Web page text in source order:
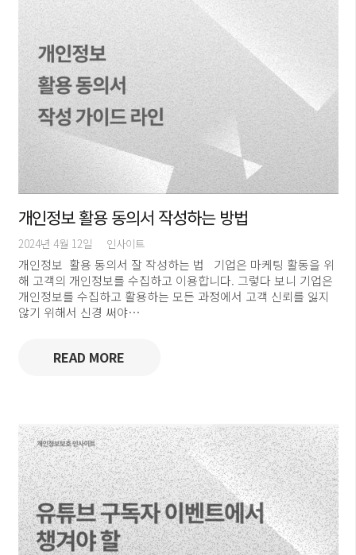
개인정보 활용 동의서 작성하는 방법
2024년 4월 12일 인사이트
개인정보 활용 동의서 잘 작성하는 법 기업은 마케팅 활동을 위
해 고객의 개인정보를 수집하고 이용합니다. 그렇다 보니 기업은
개인정보를 수집하고 활용하는 모든 과정에서 고객 신뢰를 잃지
않기 위해서 신경 써야…
READ MORE